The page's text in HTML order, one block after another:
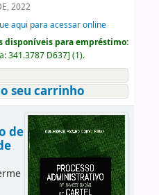
2022
aqui para acessar online
disponíveis para empréstimo:
341.3787 D637] (1).
seu carrinho
de